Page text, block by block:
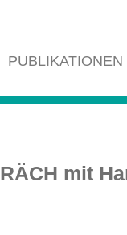
PUBLIKATIONEN
mit